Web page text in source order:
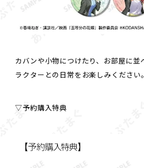
カバンや小物につけたり、お部屋に並
ラクターとの日常をお楽しみください。
▽予約購入特典